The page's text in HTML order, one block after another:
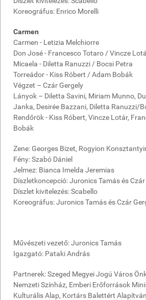
Koreográfus: Enrico Morelli
Carmen
Carmen - Letizia Melchiorre
Don José - Francesco Totaro / Vincze
Micaela - Diletta Ranuzzi / Bocsi Petra
Torreádor - Kiss Róbert / Adam Bobák
Végzet – Czár Gergely
Lányok – Diletta Savini, Miriam Munno,
Janka, Desirée Bazzani, Diletta Ranuzzi/
Rendőrök - Kiss Róbert, Vincze Lotár,
Bobák
Zene: Georges Bizet, Rogyion
Fény: Szabó Dániel
Jelmez: Bianca Imelda Jeremias
Díszletkoncepció: Juronics Tamás és
Díszlet kivitelezés: Scabello
Koreográfus: Juronics Tamás és Czár
Művészeti vezető: Juronics Tamás
Igazgató: Pataki András
Partnerek: Szeged Megyei Jogú Város
Nemzeti Színház, Emberi Erőforrások
Kulturális Alap, Kortárs Balettért